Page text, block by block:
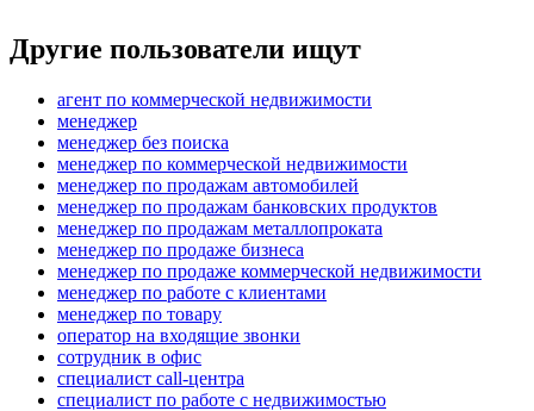
Другие пользователи ищут
агент по коммерческой недвижимости
менеджер
менеджер без поиска
менеджер по коммерческой недвижимости
менеджер по продажам автомобилей
менеджер по продажам банковских продуктов
менеджер по продажам металлопроката
менеджер по продаже бизнеса
менеджер по продаже коммерческой недвижимости
менеджер по работе с клиентами
менеджер по товару
оператор на входящие звонки
сотрудник в офис
специалист call-центра
специалист по работе с недвижимостью